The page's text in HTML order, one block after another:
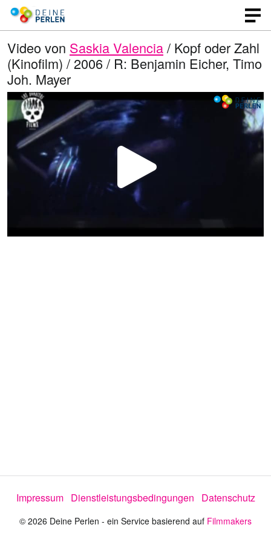
Video von Saskia Valencia/ Kopf oder Zahl
(Kinofilm) / 2006 / R: Benjamin Eicher, Timo
Joh. Mayer
V
i
s
p
Impressum Dienstleistungsbedingungen Datenschutz
© 2026 Deine Perlen - ein Service basierend auf Filmmakers